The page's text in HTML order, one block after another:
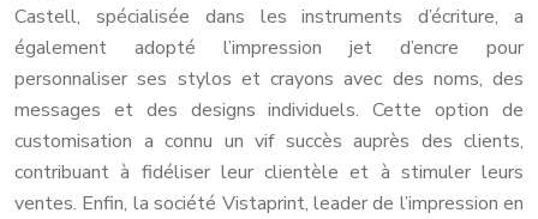
Castell, spécialisée dans les instruments d’écriture, a
également adopté l’impression jet d’encre pour
personnaliser ses stylos et crayons avec des noms, des
messages et des designs individuels. Cette option de
customisation a connu un vif succès auprès des clients,
contribuant à fidéliser leur clientèle et à stimuler leurs
ventes. Enfin, la société Vistaprint, leader de l’impression en